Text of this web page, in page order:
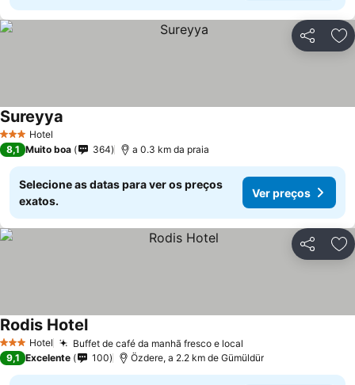
Partilhar
3 EstrelasHotel
Sureyya
8,1 Muito boa 364 a 0.3 km da praia
Selecione as datas para ver os preços
exatos.
Ver preços
Partilhar
3 EstrelasHotel Buffet de café da manhã fresco e local
Rodis Hotel
9,1 Excelente 100 Özdere, a 2.2 km de Gümüldür